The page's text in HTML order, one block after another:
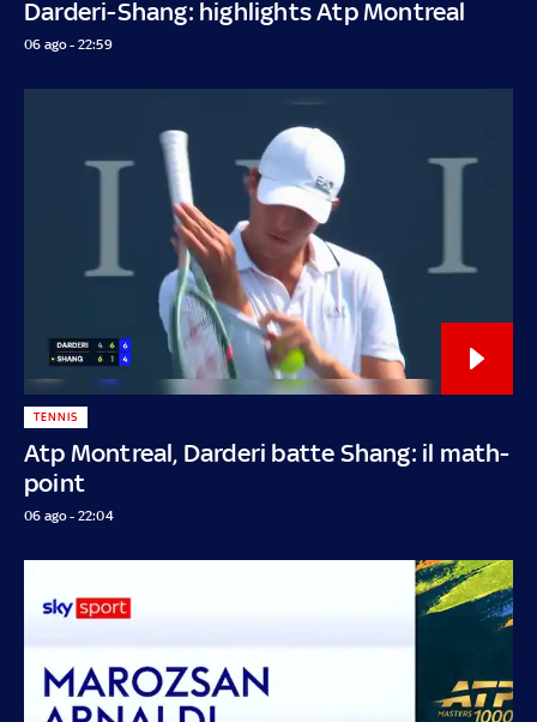
Darderi-Shang: highlights Atp Montreal
06 ago - 22:59
Atp Montreal, Darderi batte Shang: il math-
point
TENNIS
06 ago - 22:04